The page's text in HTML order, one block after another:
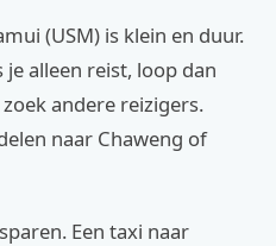
(USM) is klein en duur.
alleen reist, loop dan
andere reizigers.
naar Chaweng of
Een taxi naar